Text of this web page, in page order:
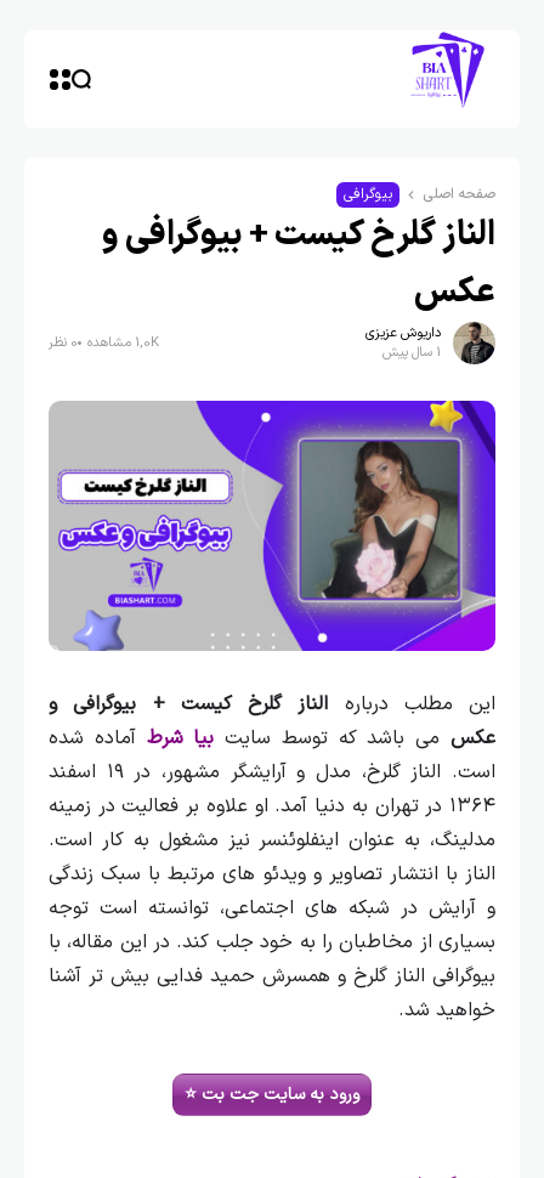
صفحه اصلی بیوگرافی
الناز گلرخ کیست + بیوگرافی و
عکس
داریوش عزیزی
1 سال پیش
1,0K مشاهده 0 نظر
این مطلب درباره الناز گلرخ کیست + بیوگرافی و
عکسمی باشد که توسط سایتبیا شرط آماده شده
است.
الناز گلرخ، مدل و آرایشگر مشهور، در ۱۹ اسفند
۱۳۶۴ در تهران به دنیا آمد. او علاوه بر فعالیت در زمینه
مدلینگ، به عنوان اینفلوئنسر نیز مشغول به کار است.
الناز با انتشار تصاویر و ویدئو های مرتبط با سبک زندگی
و آرایش در شبکه‌ های اجتماعی، توانسته است توجه
بسیاری از مخاطبان را به خود جلب کند. در این مقاله، با
بیوگرافی الناز گلرخ و همسرش حمید فدایی بیش تر آشنا
خواهید شد.
ورود به سایت جت بت ⭐